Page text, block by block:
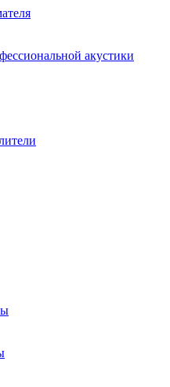
акустики